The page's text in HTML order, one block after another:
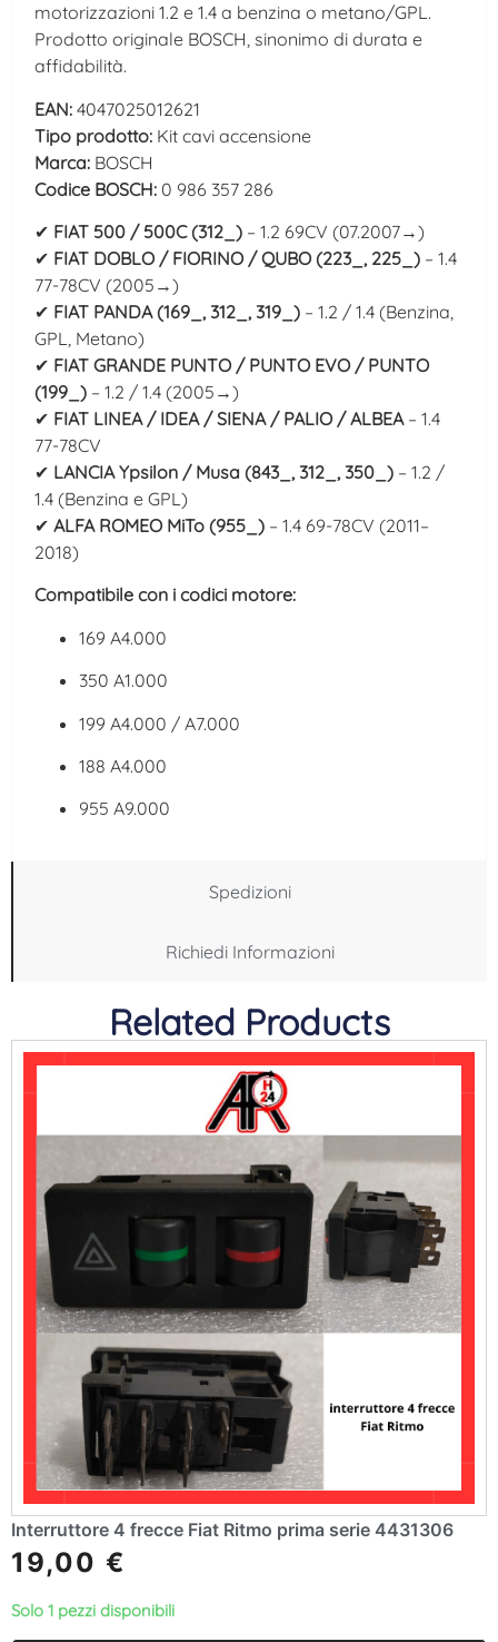
Spedizioni
Richiedi Informazioni
motorizzazioni 1.2 e 1.4 a benzina o metano/GPL.
Prodotto originale BOSCH, sinonimo di durata e
affidabilità.
EAN: 4047025012621
Tipo prodotto: Kit cavi accensione
Marca: BOSCH
Codice BOSCH: 0 986 357 286
✔ FIAT 500 / 500C (312_) – 1.2 69CV (07.2007→)
✔ FIAT DOBLO / FIORINO / QUBO (223_, 225_) – 1.4
77-78CV (2005→)
✔ FIAT PANDA (169_, 312_, 319_) – 1.2 / 1.4 (Benzina,
GPL, Metano)
✔ FIAT GRANDE PUNTO / PUNTO EVO / PUNTO
(199_) – 1.2 / 1.4 (2005→)
✔ FIAT LINEA / IDEA / SIENA / PALIO / ALBEA– 1.4
77-78CV
✔ LANCIA Ypsilon / Musa (843_, 312_, 350_) – 1.2 /
1.4 (Benzina e GPL)
✔ ALFA ROMEO MiTo (955_) – 1.4 69-78CV (2011–
2018)
Compatibile con i codici motore:
169 A4.000
350 A1.000
199 A4.000 / A7.000
188 A4.000
955 A9.000
Related Products
Interruttore 4 frecce Fiat Ritmo prima serie 4431306
19,00 €
Solo 1 pezzi disponibili